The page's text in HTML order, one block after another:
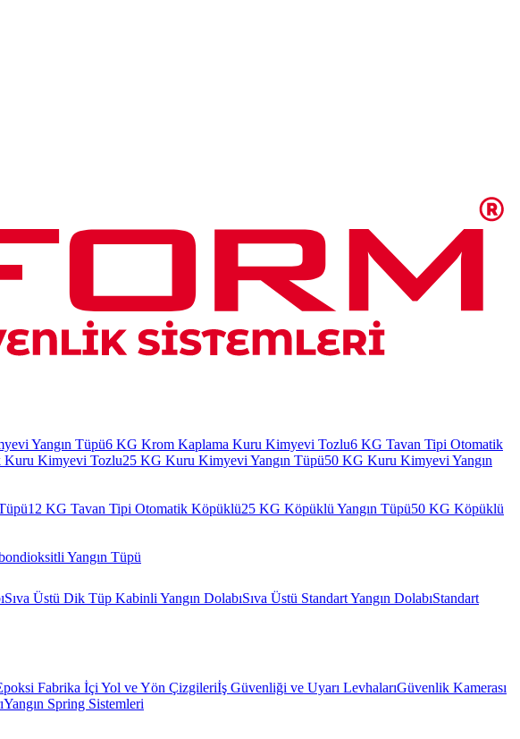
Yangın Tüpü6 KG Krom Kaplama Kuru Kimyevi Tozlu6 KG Tavan Tipi Otomatik
Kuru Kimyevi Tozlu25 KG Kuru Kimyevi Yangın Tüpü50 KG Kuru Kimyevi Yangın
12 KG Tavan Tipi Otomatik Köpüklü25 KG Köpüklü Yangın Tüpü50 KG Köpüklü
Yangın Tüpü
Sıva Üstü Dik Tüp Kabinli Yangın DolabıSıva Üstü Standart Yangın DolabıStandart
Fabrika İçi Yol ve Yön Çizgileriİş Güvenliği ve Uyarı LevhalarıGüvenlik Kamerası
Yangın Spring Sistemleri